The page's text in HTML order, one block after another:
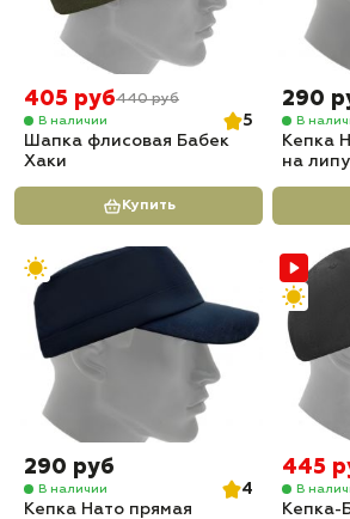
405 руб440 руб
В наличии
5
Шапка флисовая Бабек
Хаки
Купить
290
В
Кепка
на
290 руб
В наличии
4
Кепка Нато прямая
445
В
Кепка-